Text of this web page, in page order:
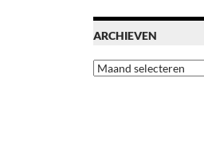
ARCHIEVEN
Archieven